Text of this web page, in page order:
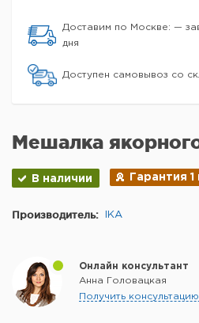
Доставим по Москве: —
дня
Доступен самовывоз со
Мешалка
В наличии Гарантия 1
Производитель: IKA
Онлайн консультант
Анна Головацкая
Получить